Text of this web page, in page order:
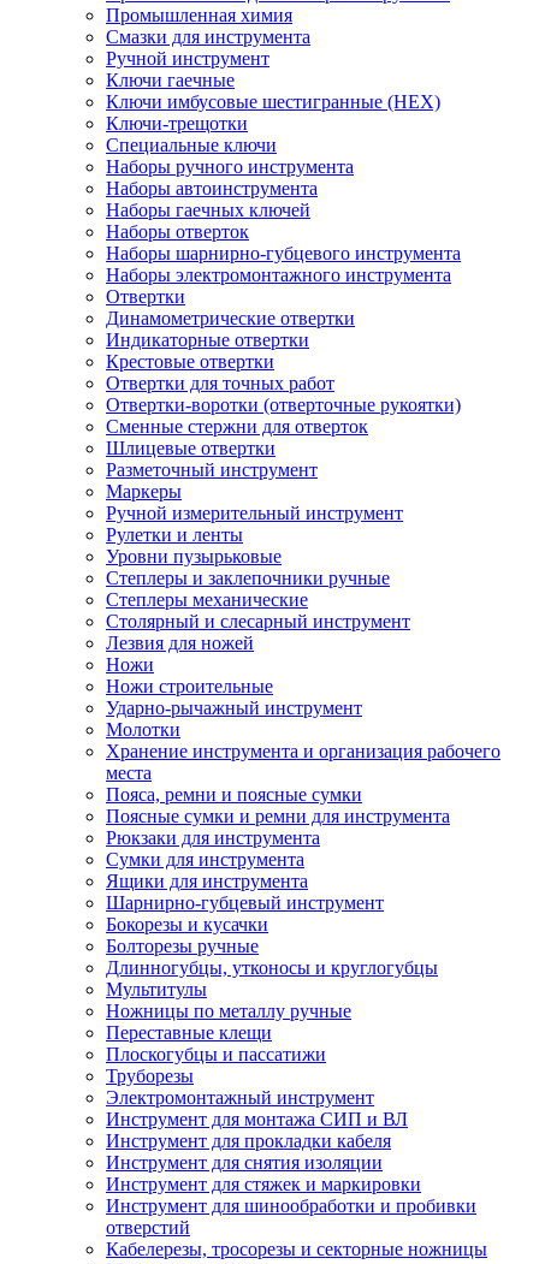
Промышленная химия
Смазки для инструмента
Ручной инструмент
Ключи гаечные
Ключи имбусовые шестигранные (HEX)
Ключи-трещотки
Специальные ключи
Наборы ручного инструмента
Наборы автоинструмента
Наборы гаечных ключей
Наборы отверток
Наборы шарнирно-губцевого инструмента
Наборы электромонтажного инструмента
Отвертки
Динамометрические отвертки
Индикаторные отвертки
Крестовые отвертки
Отвертки для точных работ
Отвертки-воротки (отверточные рукоятки)
Сменные стержни для отверток
Шлицевые отвертки
Разметочный инструмент
Маркеры
Ручной измерительный инструмент
Рулетки и ленты
Уровни пузырьковые
Степлеры и заклепочники ручные
Степлеры механические
Столярный и слесарный инструмент
Лезвия для ножей
Ножи
Ножи строительные
Ударно-рычажный инструмент
Молотки
Хранение инструмента и организация рабочего
места
Пояса, ремни и поясные сумки
Поясные сумки и ремни для инструмента
Рюкзаки для инструмента
Сумки для инструмента
Ящики для инструмента
Шарнирно-губцевый инструмент
Бокорезы и кусачки
Болторезы ручные
Длинногубцы, утконосы и круглогубцы
Мультитулы
Ножницы по металлу ручные
Переставные клещи
Плоскогубцы и пассатижи
Труборезы
Электромонтажный инструмент
Инструмент для монтажа СИП и ВЛ
Инструмент для прокладки кабеля
Инструмент для снятия изоляции
Инструмент для стяжек и маркировки
Инструмент для шинообработки и пробивки
отверстий
Кабелерезы, тросорезы и секторные ножницы